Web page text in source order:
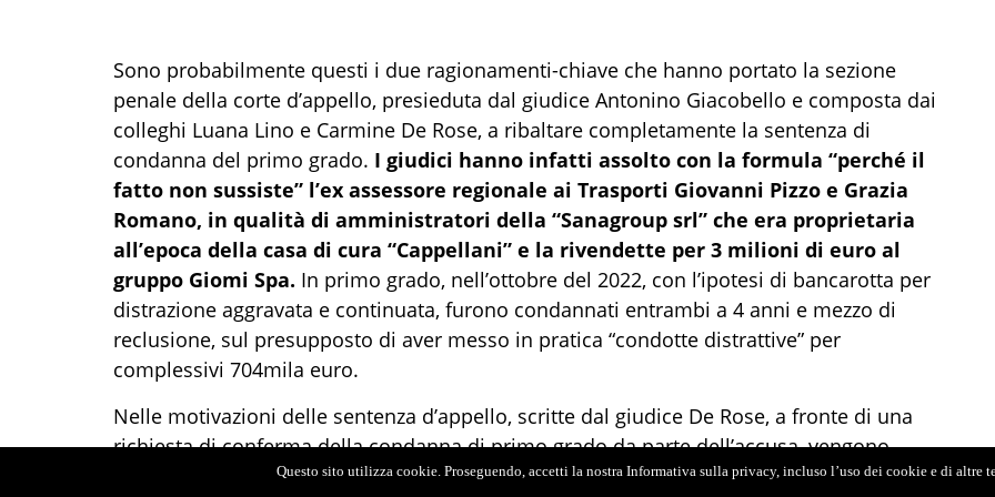
Sono probabilmente questi i due ragionamenti-chiave che hanno portato la sezione
penale della corte d’appello, presieduta dal giudice Antonino Giacobello e composta dai
colleghi Luana Lino e Carmine De Rose, a ribaltare completamente la sentenza di
condanna del primo grado. I giudici hanno infatti assolto con la formula “perché il
fatto non sussiste” l’ex assessore regionale ai Trasporti Giovanni Pizzo e Grazia
Romano, in qualità di amministratori della “Sanagroup srl” che era proprietaria
all’epoca della casa di cura “Cappellani” e la rivendette per 3 milioni di euro al
gruppo Giomi Spa. In primo grado, nell’ottobre del 2022, con l’ipotesi di bancarotta per
distrazione aggravata e continuata, furono condannati entrambi a 4 anni e mezzo di
reclusione, sul presupposto di aver messo in pratica “condotte distrattive” per
complessivi 704mila euro.
Nelle motivazioni delle sentenza d’appello, scritte dal giudice De Rose, a fronte di una
richiesta di conferma della condanna di primo grado da parte dell’accusa, vengono
praticamente accolte in toto le motivazioni dei loro legali, gli avvocati Carmelo Scillia e
Questo sito utilizza cookie. Proseguendo, accetti la nostra Informativa sulla privacy, incluso l’uso dei cookie e di altre